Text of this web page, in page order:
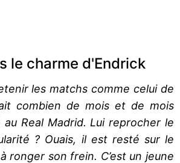
le charme d'Endrick
les matchs comme celui de
combien de mois et de mois
au Real Madrid. Lui reprocher le
? Ouais, il est resté sur le
ronger son frein. C’est un jeune